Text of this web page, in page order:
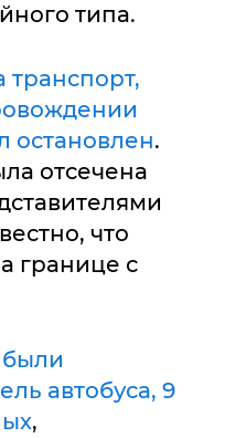
типа.
транспорт,
остановлен.
отсечена
что
границе с
были
автобуса, 9
,